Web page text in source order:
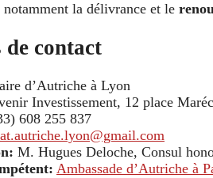
la délivrance et le
contact
d’Autriche à Lyon
Investissement, 12 place
608 255 837
M. Hugues Deloche, Consul
Ambassade d’Autriche à